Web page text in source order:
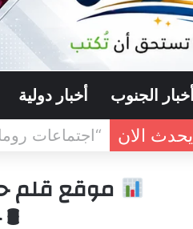
أخبار الجنوب أخبار دولية
يحدث الان اعلام عبري :
موقع قلم
🛢